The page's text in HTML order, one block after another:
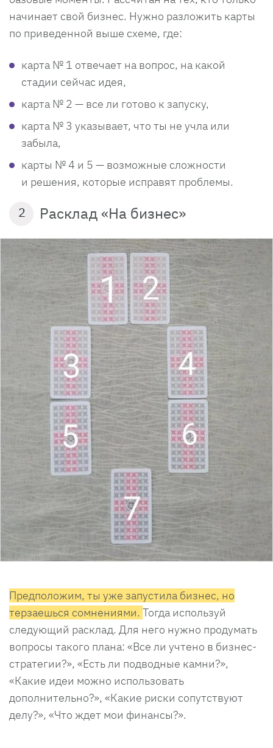
начинает свой бизнес. Нужно разложить карты
по приведенной выше схеме, где:
карта № 1 отвечает на вопрос, на какой
стадии сейчас идея,
карта № 2 — все ли готово к запуску,
карта № 3 указывает, что ты не учла или
забыла,
карты № 4 и 5 — возможные сложности
и решения, которые исправят проблемы.
2 Расклад «На бизнес»
Предположим, ты уже запустила бизнес, но
терзаешься сомнениями. Тогда используй
следующий расклад. Для него нужно продумать
вопросы такого плана: «Все ли учтено в бизнес-
стратегии?», «Есть ли подводные камни?»,
«Какие идеи можно использовать
дополнительно?», «Какие риски сопутствуют
делу?», «Что ждет мои финансы?».